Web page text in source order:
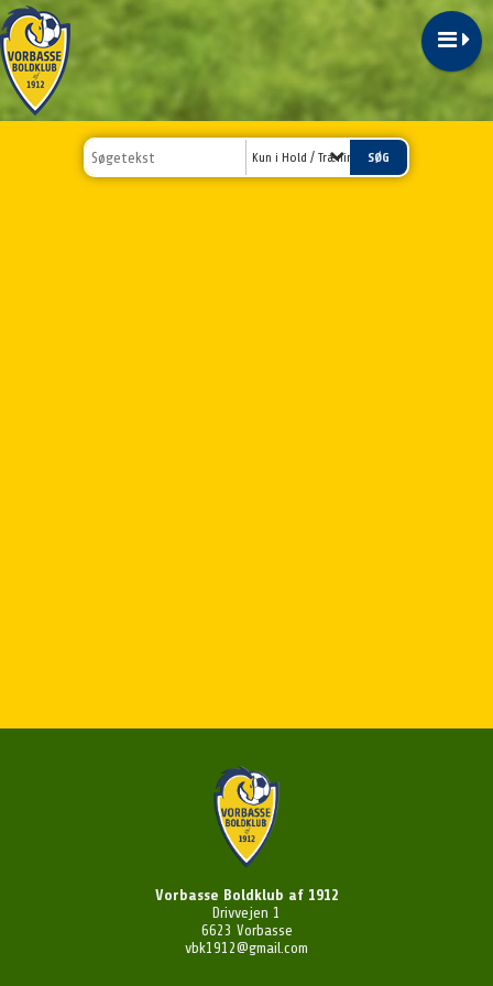
Kun i Hold / Træningstider
Vorbasse Boldklub af 1912
Drivvejen 1
6623 Vorbasse
vbk1912@gmail.com